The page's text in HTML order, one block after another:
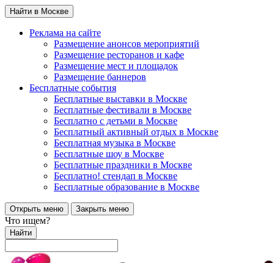
Найти в Москве
Реклама на сайте
Размещение анонсов мероприятий
Размещение ресторанов и кафе
Размещение мест и площадок
Размещение баннеров
Бесплатные события
Бесплатные выставки в Москве
Бесплатные фестивали в Москве
Бесплатно с детьми в Москве
Бесплатный активный отдых в Москве
Бесплатная музыка в Москве
Бесплатные шоу в Москве
Бесплатные праздники в Москве
Бесплатно! стендап в Москве
Бесплатные образование в Москве
Открыть меню Закрыть меню
Что ищем?
Найти